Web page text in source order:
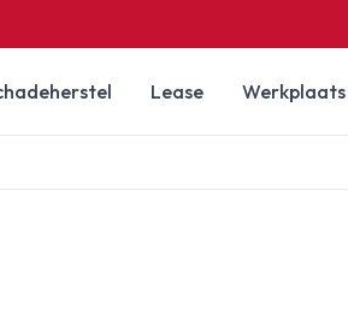
Lease Werkplaats